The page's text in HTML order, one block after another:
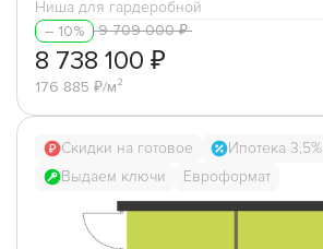
Ниша для гардеробной
– 10%
9 709 000 ₽
8 738 100 ₽
176 885 ₽/м²
Скидки на готовое
Ипотека 3,5%
Выдаем ключи
Евроформат